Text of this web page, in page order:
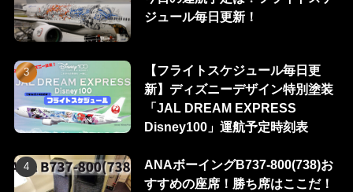
ジュール毎日更新！
【フライトスケジュール毎日更
新】ディズニーデザイン特別塗装
「JAL DREAM EXPRESS
Disney100」運航予定時刻表
ANAボーイングB737-800(738)お
すすめの座席！勝ち席はここだ！